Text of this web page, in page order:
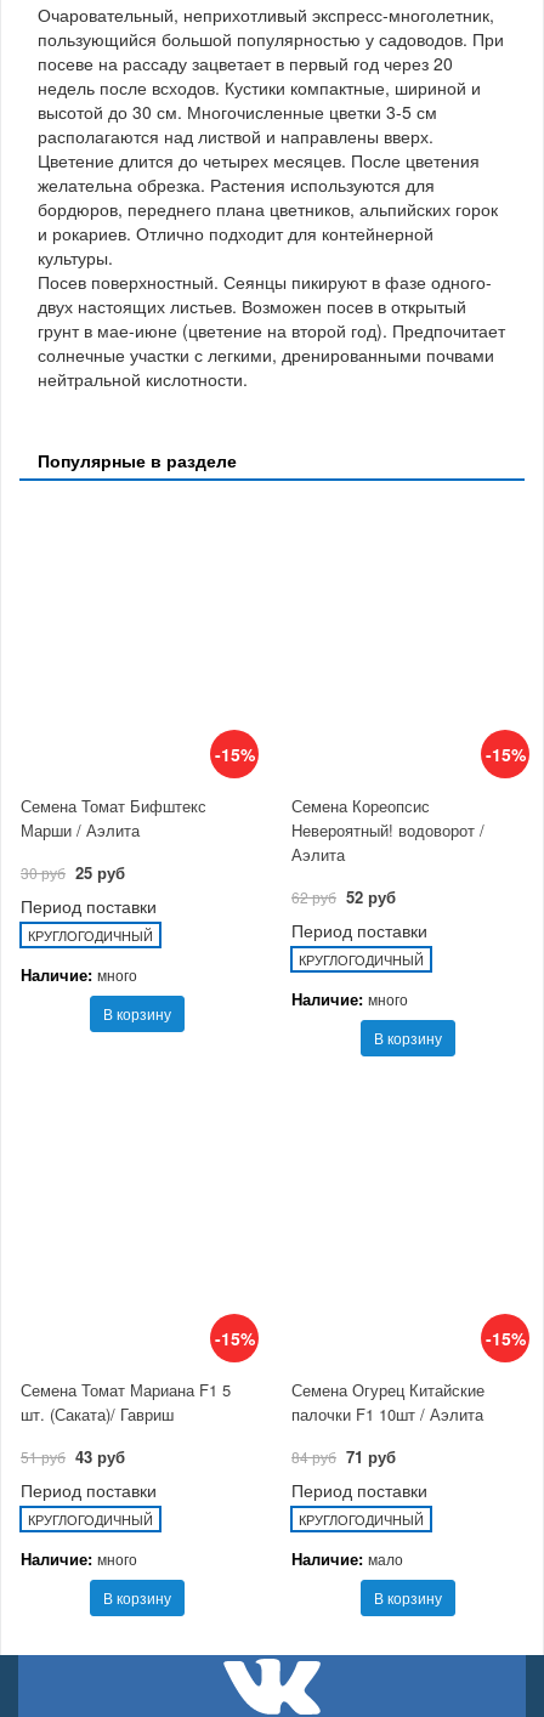
Очаровательный, неприхотливый экспресс-многолетник,
пользующийся большой популярностью у садоводов. При
посеве на рассаду зацветает в первый год через 20
недель после всходов. Кустики компактные, шириной и
высотой до 30 см. Многочисленные цветки 3-5 см
располагаются над листвой и направлены вверх.
Цветение длится до четырех месяцев. После цветения
желательна обрезка. Растения используются для
бордюров, переднего плана цветников, альпийских горок
и рокариев. Отлично подходит для контейнерной
культуры.
Посев поверхностный. Сеянцы пикируют в фазе одного-
двух настоящих листьев. Возможен посев в открытый
грунт в мае-июне (цветение на второй год). Предпочитает
солнечные участки с легкими, дренированными почвами
нейтральной кислотности.
Популярные в разделе
-15%
Семена Томат Бифштекс
Марши / Аэлита
30 руб 25 руб
Период поставки
КРУГЛОГОДИЧНЫЙ
Наличие: много
В корзину
-15%
Семена Кореопсис
Невероятный! водоворот /
Аэлита
62 руб 52 руб
Период поставки
КРУГЛОГОДИЧНЫЙ
Наличие: много
В корзину
-15%
Семена Томат Мариана F1 5
шт. (Саката)/ Гавриш
51 руб 43 руб
Период поставки
КРУГЛОГОДИЧНЫЙ
Наличие: много
В корзину
-15%
Семена Огурец Китайские
палочки F1 10шт / Аэлита
84 руб 71 руб
Период поставки
КРУГЛОГОДИЧНЫЙ
Наличие: мало
В корзину